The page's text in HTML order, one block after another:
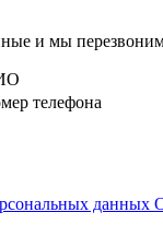
и мы
телефона